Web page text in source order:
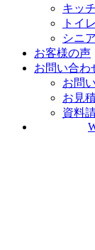
キッ
トイレ
シニ
お客様の声
お問い合わ
お問
お見
資料